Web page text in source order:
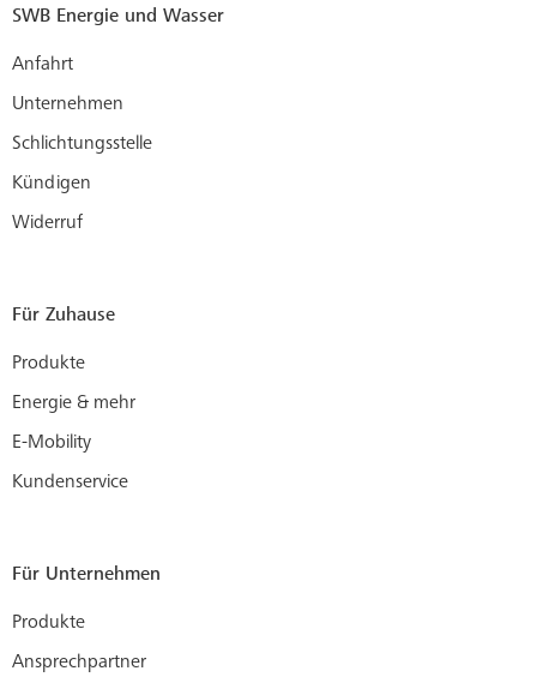
SWB Energie und Wasser
Anfahrt
Unternehmen
Schlichtungsstelle
Kündigen
Widerruf
Für Zuhause
Produkte
Energie & mehr
E-Mobility
Kundenservice
Für Unternehmen
Produkte
Ansprechpartner